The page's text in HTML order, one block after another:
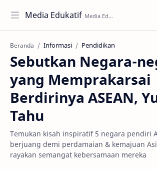
Media Edukatif
Beranda Informasi Pendidikan
Sebutkan Negara-
yang Memprakarsai
Berdirinya ASEAN,
Tahu
Temukan kisah inspiratif 5 negara pendiri
berjuang demi perdamaian & kemajuan
rayakan semangat kebersamaan mereka